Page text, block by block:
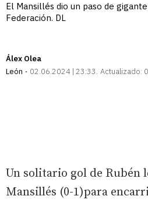
El Mansillés dio un paso de
Federación. DL
Álex Olea
León
02.06.2024 | 23:33 Actualizado:
Un solitario gol de Rubén
Mansillés (0-1)para